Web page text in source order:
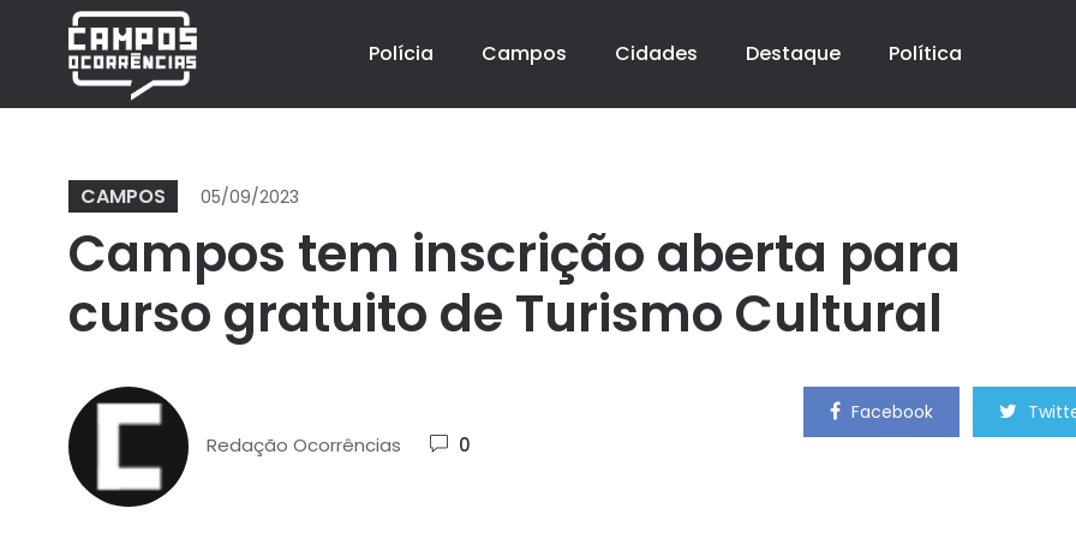
Polícia Campos Cidades Destaque Política
CAMPOS 05/09/2023
Campos tem inscrição aberta para
curso gratuito de Turismo Cultural
Redação Ocorrências 0
Facebook